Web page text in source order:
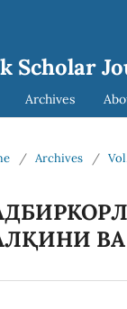
Scholar
Archives
/ Archives /